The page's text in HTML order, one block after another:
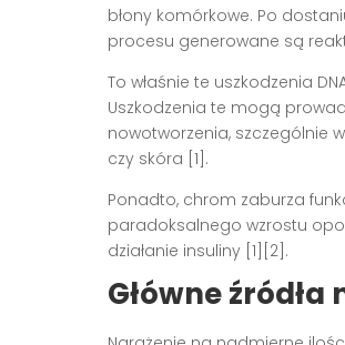
błony komórkowe. Po
procesu generowane są
To właśnie te uszkodzenia
Uszkodzenia te mogą
nowotworzenia, szczególnie
czy skóra [1].
Ponadto, chrom zaburza
paradoksalnego wzrostu
działanie insuliny [1][2].
Główne